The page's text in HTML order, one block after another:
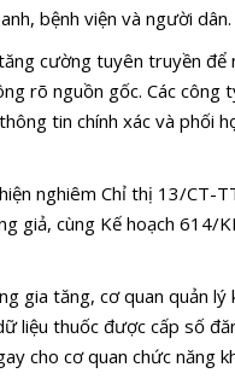
bệnh viện và người dân.
cường tuyên truyền để
rõ nguồn gốc. Các công
tin chính xác và phối
nghiêm Chỉ thị 13/CT-
giả, cùng Kế hoạch 614/
gia tăng, cơ quan quản
liệu thuốc được cấp số
cho cơ quan chức năng